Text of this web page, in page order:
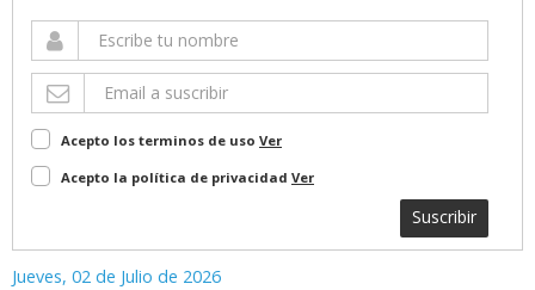
Acepto los terminos de uso Ver
Acepto la política de privacidad Ver
Suscribir
Jueves, 02 de Julio de 2026